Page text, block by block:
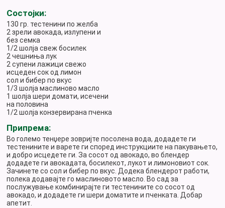
Состојки:
130 гр. тестенини по желба
2 зрели авокада, излупени и
без семка
1/2 шолја свеж босилек
2 чешниња лук
2 супени лажици свежо
исцеден сок од лимон
сол и бибер по вкус
1/3 шолја маслиново масло
1 шолја шери домати, исечени
на половина
1/2 шолја конзервирана пченка
Припрема:
Во големо тенџере зовријте посолена вода, додадете ги
тестенините и варете ги според инструкциите на пакувањето,
и добро исцедете ги. За сосот од авокадо, во блендер
додадете ги авокадата, босилекот, лукот и лимоновиот сок.
Зачинете со сол и бибер по вкус. Додека блендерот работи,
полека додавајте го маслиновото масло. Во сад за
послужување комбинирајте ги тестенините со сосот од
авокадо, и додадете ги шери доматите и пченката. Добар
апетит.